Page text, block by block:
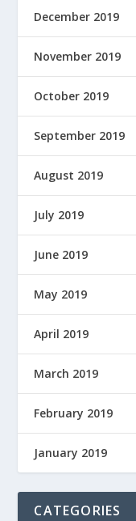
December 2019
November 2019
October 2019
September 2019
August 2019
July 2019
June 2019
May 2019
April 2019
March 2019
February 2019
January 2019
CATEGORIES